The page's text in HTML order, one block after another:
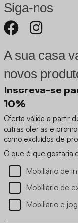
Siga-nos
A sua casa
novos
Inscreva-se
10%
Oferta válida a partir
outras ofertas e
como excluídos de
O que é que gostaria
Mobiliário de
Mobiliário de
Mobiliário e